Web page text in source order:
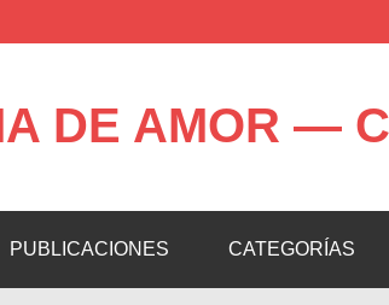
DE AMOR —
PUBLICACIONES CATEGORÍAS